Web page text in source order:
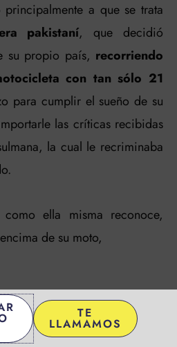
a que se trata
pakistaní, que decidió
su propio país, recorriendo
con tan sólo 21
para cumplir el sueño de su
las críticas recibidas
la cual le recriminaba
ella misma reconoce,
de su moto,
TE
LLAMAMOS